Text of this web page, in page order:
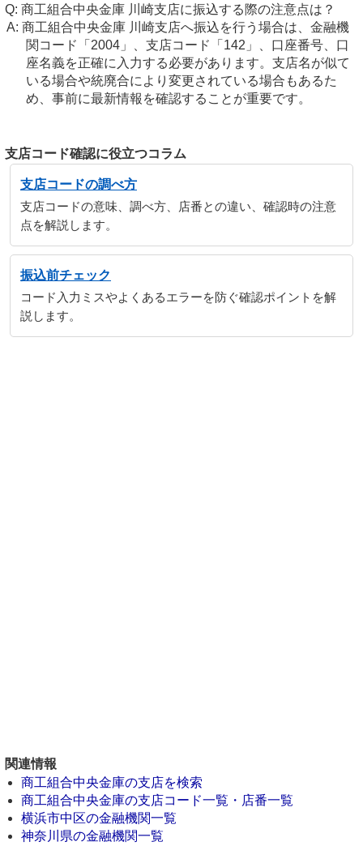
商工組合中央金庫 川崎支店に振込する際の注意点は？
商工組合中央金庫 川崎支店へ振込を行う場合は、金融機
関コード「2004」、支店コード「142」、口座番号、口
座名義を正確に入力する必要があります。支店名が似て
いる場合や統廃合により変更されている場合もあるた
め、事前に最新情報を確認することが重要です。
支店コード確認に役立つコラム
支店コードの調べ方
支店コードの意味、調べ方、店番との違い、確認時の注意
点を解説します。
振込前チェック
コード入力ミスやよくあるエラーを防ぐ確認ポイントを解
説します。
関連情報
商工組合中央金庫の支店を検索
商工組合中央金庫の支店コード一覧・店番一覧
横浜市中区の金融機関一覧
神奈川県の金融機関一覧